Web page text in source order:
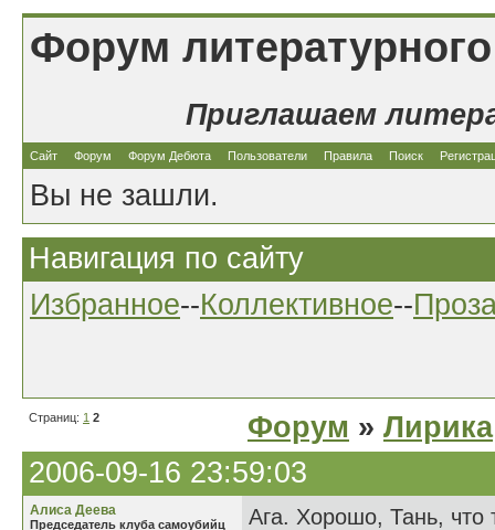
Форум
Приглашаем
Сайт Форум Форум Дебюта Пользователи Правила Поиск
Вы не зашли.
Навигация по сайту
Избранное--Коллективное--
Страниц: 1 2 Форум » Лирика
2006-09-16 23:59:03
Алиса Деева
Председатель клуба самоубийц
Ага. Хорошо, Тань,